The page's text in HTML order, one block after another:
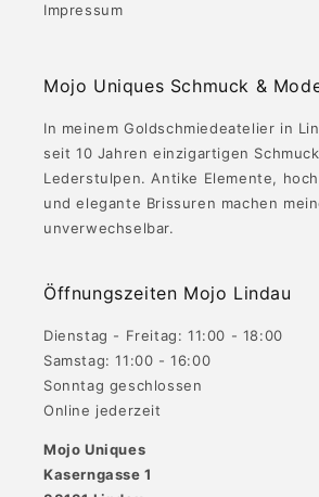
Impressum
Mojo Uniques Schmuck &
In meinem Goldschmiedeatelier in
seit 10 Jahren einzigartigen
Lederstulpen. Antike Elemente,
und elegante Brissuren machen
unverwechselbar.
Öffnungszeiten Mojo Lindau
Dienstag - Freitag: 11:00 - 18:00
Samstag: 11:00 - 16:00
Sonntag geschlossen
Online jederzeit
Mojo Uniques
Kaserngasse 1